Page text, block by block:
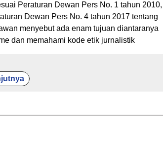
Peraturan Dewan Pers No. 1 tahun 2010,
Dewan Pers No. 4 tahun 2017 tentang
menyebut ada enam tujuan diantaranya
dan memahami kode etik jurnalistik